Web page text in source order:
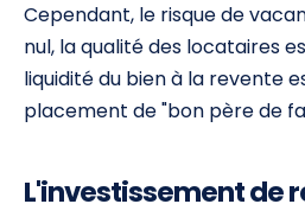
Cependant, le risque de
nul, la qualité des locataires
liquidité du bien à la revente
placement de "bon père de
L'investissement de